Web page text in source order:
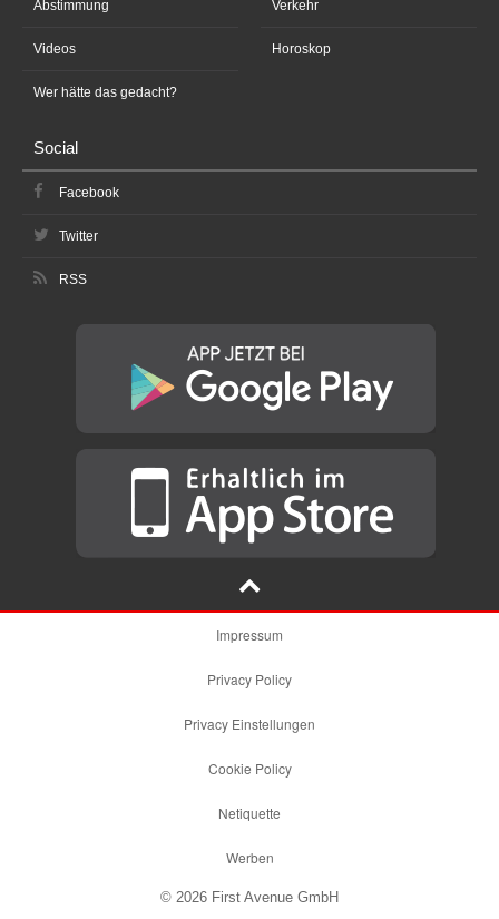
Abstimmung
Videos
Wer hätte das gedacht?
Verkehr
Horoskop
Social
Facebook
Twitter
RSS
Impressum
Privacy Policy
Privacy Einstellungen
Cookie Policy
Netiquette
Werben
© 2026 First Avenue GmbH